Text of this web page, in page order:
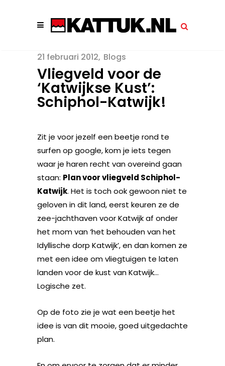
21 februari 2012 Blogs
Vliegveld voor de
‘Katwijkse Kust’:
Schiphol-Katwijk!
Zit je voor jezelf een beetje rond te
surfen op google, kom je iets tegen
waar je haren recht van overeind gaan
staan: Plan voor vliegveld Schiphol-
Katwijk. Het is toch ook gewoon niet te
geloven in dit land, eerst keuren ze de
zee-jachthaven voor Katwijk af onder
het mom van ‘het behouden van het
Idyllische dorp Katwijk’, en dan komen ze
met een idee om vliegtuigen te laten
landen voor de kust van Katwijk…
Logische zet.
Op de foto zie je wat een beetje het
idee is van dit mooie, goed uitgedachte
plan.